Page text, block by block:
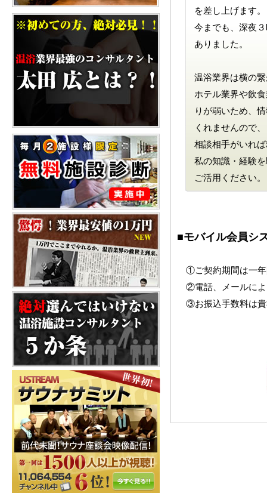
を差し上げます。
今までも、深夜
ありました。
温浴業界は横の
ホテル業界や飲
りが弱いため、
くれませんので
相談相手がいれ
私の知識・経験
ご活用ください。
■モバイル会員
①ご契約期間は一年
②電話、メールによ
③お振込手数料は貴